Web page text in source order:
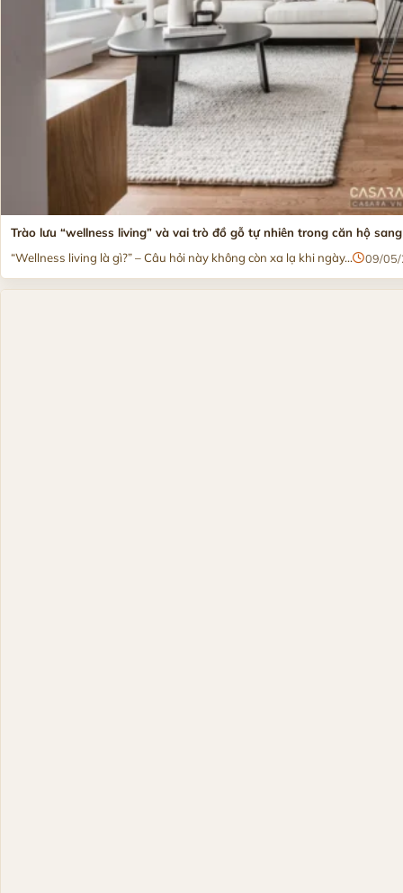
Trào lưu “wellness living” và vai trò đồ gỗ tự nhiên trong căn hộ sang
“Wellness living là gì?” – Câu hỏi này không còn xa lạ khi ngày...
09/